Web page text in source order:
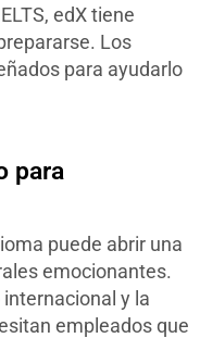
edX tiene
Los
para ayudarlo
para
puede abrir una
emocionantes.
y la
empleados que